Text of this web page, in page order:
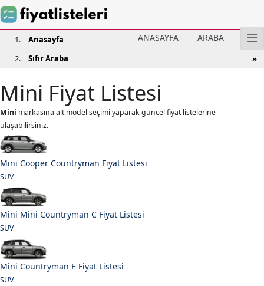
ANASAYFA ARABA
Anasayfa
Sıfır Araba
Mini Fiyat Listesi
Mini markasına ait model seçimi yaparak güncel fiyat listelerine
ulaşabilirsiniz.
Mini Cooper Countryman Fiyat Listesi
SUV
Mini Mini Countryman C Fiyat Listesi
SUV
Mini Countryman E Fiyat Listesi
SUV